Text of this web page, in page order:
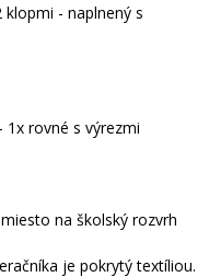
- naplnený s
1x rovné s výrezmi
na školský rozvrh
je pokrytý textíliou.